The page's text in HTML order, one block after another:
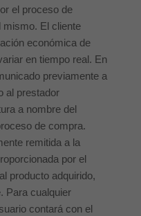
el proceso de
mismo. El cliente
económica de
en tiempo real. En
previamente a
al prestador
a nombre del
de compra.
remitida a la
por el
producto adquirido,
Para cualquier
contará con el